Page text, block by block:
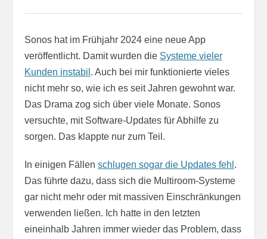
Sonos hat im Frühjahr 2024 eine neue App
veröffentlicht. Damit wurden die Systeme vieler
Kunden instabil . Auch bei mir funktionierte vieles
nicht mehr so, wie ich es seit Jahren gewohnt war.
Das Drama zog sich über viele Monate. Sonos
versuchte, mit Software-Updates für Abhilfe zu
sorgen. Das klappte nur zum Teil.
In einigen Fällen schlugen sogar die Updates fehl .
Das führte dazu, dass sich die Multiroom-Systeme
gar nicht mehr oder mit massiven Einschränkungen
verwenden ließen. Ich hatte in den letzten
eineinhalb Jahren immer wieder das Problem, dass